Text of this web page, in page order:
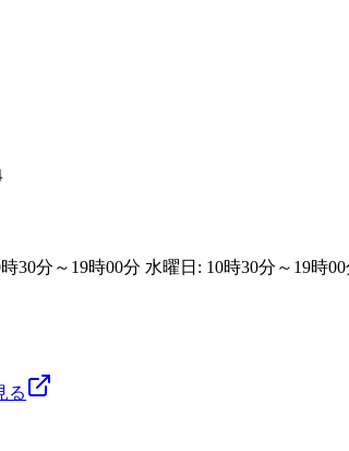
30分～19時00分 水曜日: 10時30分～19時
る